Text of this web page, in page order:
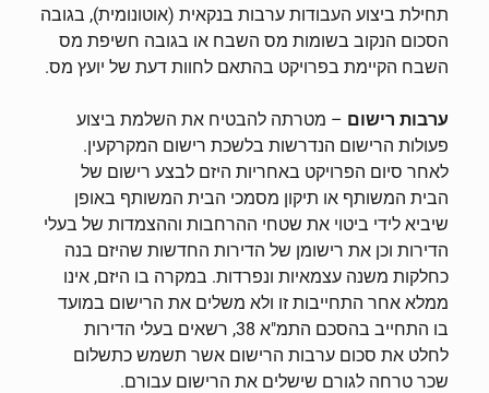
תחילת ביצוע העבודות ערבות בנקאית (אוטונומית), בגובה
הסכום הנקוב בשומות מס השבח או בגובה חשיפת מס
השבח הקיימת בפרויקט בהתאם לחוות דעת של יועץ מס.
ערבות רישום – מטרתה להבטיח את השלמת ביצוע
פעולות הרישום הנדרשות בלשכת רישום המקרקעין.
לאחר סיום הפרויקט באחריות היזם לבצע רישום של
הבית המשותף או תיקון מסמכי הבית המשותף באופן
שיביא לידי ביטוי את שטחי ההרחבות וההצמדות של בעלי
הדירות וכן את רישומן של הדירות החדשות שהיזם בנה
כחלקות משנה עצמאיות ונפרדות. במקרה בו היזם, אינו
ממלא אחר התחייבות זו ולא משלים את הרישום במועד
בו התחייב בהסכם התמ"א 38, רשאים בעלי הדירות
לחלט את סכום ערבות הרישום אשר תשמש כתשלום
שכר טרחה לגורם שישלים את הרישום עבורם.